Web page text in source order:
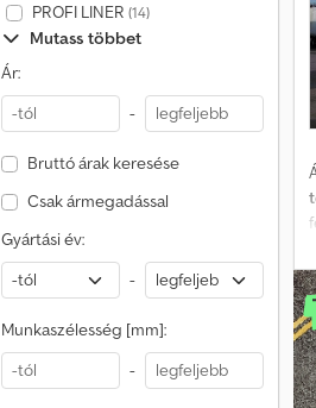
PROFI LINER (14)
Mutass többet
Ár:
-
Bruttó árak keresése
Csak ármegadással
Gyártási év:
-
Munkaszélesség [mm]:
-